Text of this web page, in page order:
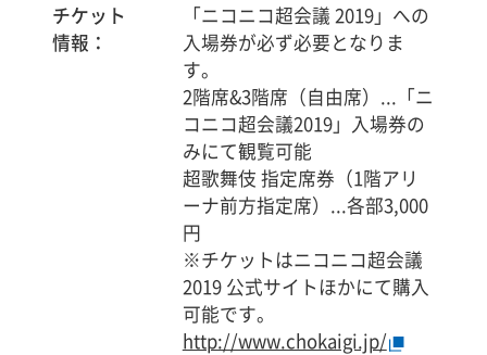
チケット
情報：
「ニコニコ超会議 2019」への
入場券が必ず必要となりま
す。
2階席&3階席（自由席）...「ニ
コニコ超会議2019」入場券の
みにて観覧可能
超歌舞伎 指定席券（1階アリ
ーナ前方指定席）...各部3,000
円
※チケットはニコニコ超会議
2019 公式サイトほかにて購入
可能です。
http://www.chokaigi.jp/